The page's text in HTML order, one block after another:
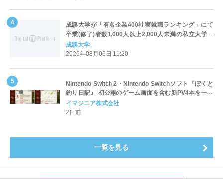
成蹊大学が「有名企業400社実就職ランキング」にて
卒業(修了)者数1,000人以上2,000人未満の私立大学で
全国第1位を獲得！～実就職率は26.5%（前年比＋
4.3pt）に伸長、東京の私立大学でも10位にランクイン
成蹊大学
2026年08月06日 11:20
Nintendo Switch 2・Nintendo Switchソフト『ぼくと
釣り日記』 初公開のゲーム画面を含む新PV4本を一挙
公開！
イマジニア株式会社
2日前
一覧を見る